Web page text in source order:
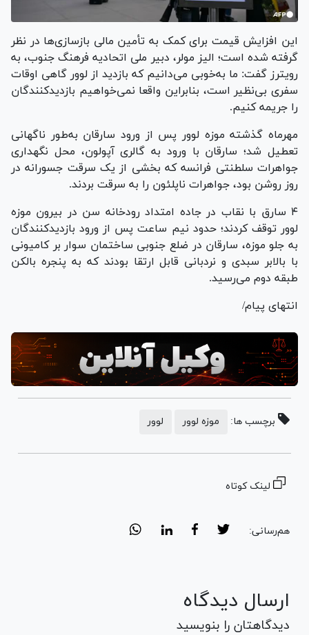
این افزایش قیمت برای کمک به تأمین مالی بازسازی‌ها در نظر
گرفته شده است؛ الیز مولر، دبیر ملی اتحادیه فرهنگ جنوب، به
رویترز گفت: ما به‌خوبی می‌دانیم که بازدید از لوور گاهی اوقات
سفری بی‌نظیر است، بنابراین واقعا نمی‌خواهیم بازدیدکنندگان
را جریمه کنیم.
مهرماه گذشته موزه لوور پس از ورود سارقان به‌طور ناگهانی
تعطیل شد؛ سارقان با ورود به گالری آپولون، محل نگهداری
جواهرات سلطنتی فرانسه که بخشی از یک سرقت جسورانه در
روز روشن بود، جواهرات ناپلئون را به سرقت بردند.
۴ سارق با نقاب در جاده امتداد رودخانه سن در بیرون موزه
لوور توقف کردند؛ حدود نیم ساعت پس از ورود بازدیدکنندگان
به جلو موزه، سارقان در ضلع جنوبی ساختمان سوار بر کامیونی
با بالابر سبدی و نردبانی قابل ارتقا بودند که به پنجره بالکن
طبقه دوم می‌رسید.
انتهای پیام/
برچسب ها: موزه لوور لوور
لینک کوتاه
هم‌رسانی:
ارسال دیدگاه
دیدگاهتان را بنویسید